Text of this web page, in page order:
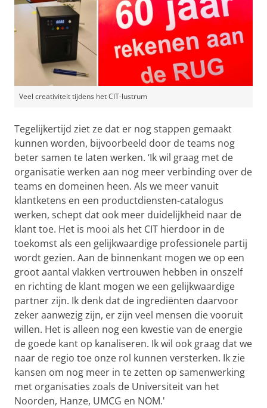
Veel creativiteit tijdens het CIT-lustrum
Tegelijkertijd ziet ze dat er nog stappen gemaakt
kunnen worden, bijvoorbeeld door de teams nog
beter samen te laten werken. ‘Ik wil graag met de
organisatie werken aan nog meer verbinding over de
teams en domeinen heen. Als we meer vanuit
klantketens en een productdiensten-catalogus
werken, schept dat ook meer duidelijkheid naar de
klant toe. Het is mooi als het CIT hierdoor in de
toekomst als een gelijkwaardige professionele partij
wordt gezien. Aan de binnenkant mogen we op een
groot aantal vlakken vertrouwen hebben in onszelf
en richting de klant mogen we een gelijkwaardige
partner zijn. Ik denk dat de ingrediënten daarvoor
zeker aanwezig zijn, er zijn veel mensen die vooruit
willen. Het is alleen nog een kwestie van de energie
de goede kant op kanaliseren. Ik wil ook graag dat we
naar de regio toe onze rol kunnen versterken. Ik zie
kansen om nog meer in te zetten op samenwerking
met organisaties zoals de Universiteit van het
Noorden, Hanze, UMCG en NOM.'